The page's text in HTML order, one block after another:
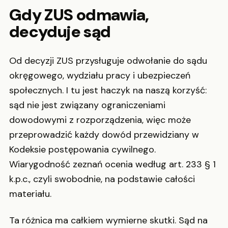
Gdy ZUS odmawia,
decyduje sąd
Od decyzji ZUS przysługuje odwołanie do sądu
okręgowego, wydziału pracy i ubezpieczeń
społecznych. I tu jest haczyk na naszą korzyść:
sąd nie jest związany ograniczeniami
dowodowymi z rozporządzenia, więc może
przeprowadzić każdy dowód przewidziany w
Kodeksie postępowania cywilnego.
Wiarygodność zeznań ocenia według art. 233 § 1
k.p.c., czyli swobodnie, na podstawie całości
materiału.
Ta różnica ma całkiem wymierne skutki. Sąd na